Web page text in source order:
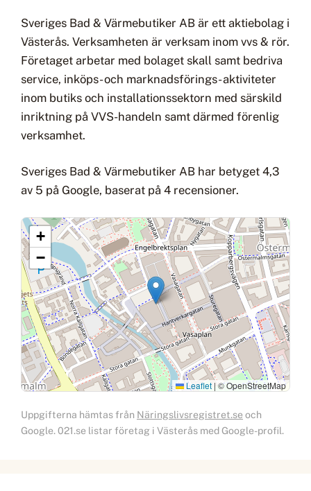
Sveriges Bad & Värmebutiker AB är ett aktiebolag i
Västerås. Verksamheten är verksam inom vvs & rör.
Företaget arbetar med bolaget skall samt bedriva
service, inköps- och marknadsförings- aktiviteter
inom butiks och installationssektorn med särskild
inriktning på VVS-handeln samt därmed förenlig
verksamhet.
Sveriges Bad & Värmebutiker AB har betyget 4,3
av 5 på Google, baserat på 4 recensioner.
+
−
Leaflet | © OpenStreetMap
Uppgifterna hämtas från Näringslivsregistret.se och
Google. 021.se listar företag i Västerås med Google-profil.